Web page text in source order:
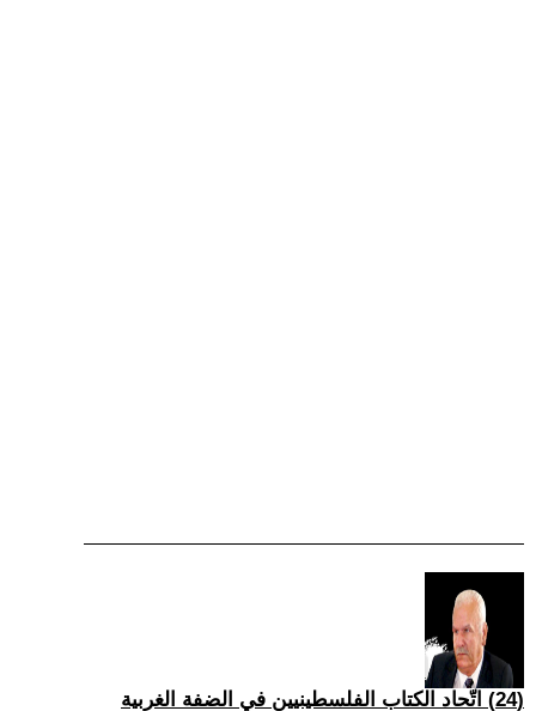
(24) اتّحاد الكتاب الفلسطينيين في الضفة الغربية